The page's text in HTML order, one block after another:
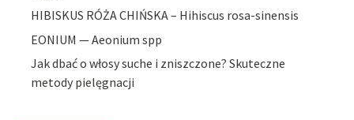
HIBISKUS RÓŻA CHIŃSKA – Hihiscus rosa-sinensis
EONIUM — Aeonium spp
Jak dbać o włosy suche i zniszczone? Skuteczne
metody pielęgnacji